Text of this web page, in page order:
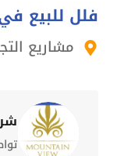
فلل للبيع
مشاريع